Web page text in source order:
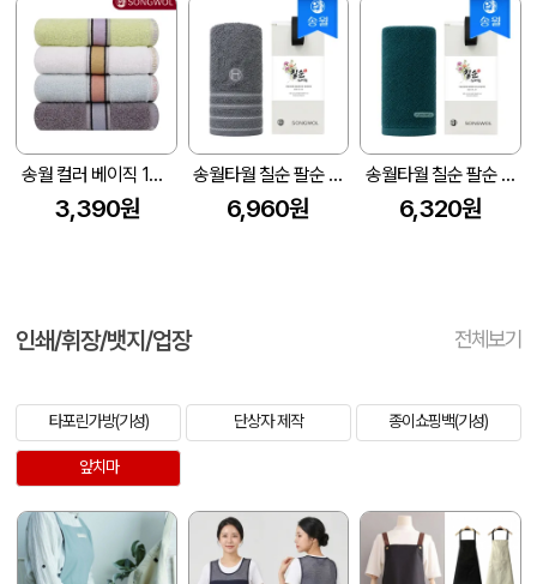
송월 컬러 베이직 130g 1p
3,390원
송월타월 칠순 팔순 고희 답례품 기프트세트(뉴필라라인 코마사 40수)(전용띠지 포함)
6,960원
송월타월 칠순 팔순 고희 답례품 기프트세트(포인트 200g 코마사)(전용띠지 포함)
6,320원
인쇄/휘장/뱃지/업장 전체보기
타포린가방(기성) 단상자 제작 종이쇼핑백(기성)
앞치마